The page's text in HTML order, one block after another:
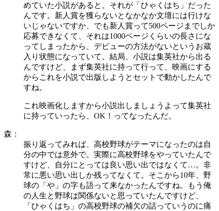
めていた小説があると。それが「ひゃくはち」だった
んです。新人賞を獲らないとなかなか文壇には行けな
いじゃないですか、でも新人賞って500ページまでしか
応募できなくて、それは1000ページくらいの長さにな
ってしまったから、デビューの方法がないというお蔵
入り状態になっていて。結局、小説は集英社から出る
んですけど、まず集英社に持って行って、映画にする
からこれを小説で出版しようとセットで動かしたんで
すね。
これ映画化しますから小説出しましょうよって集英社
に持っていったら、OK！ってなったんだ。
森：
振り返ってみれば、高校野球がテーマになったのは自
分の中では意外で。実際に高校野球をやっていたんで
すけど、自分にとっては良い思い出ではなくて…。非
常に悪い思い出しか残ってなくて。そこから10年、野
球の「や」の字も語って来なかったんですね。もう俺
の人生と野球は関係ないと思っていたんですけど、
「ひゃくはち」の高校野球の補欠の話っていうのに痛